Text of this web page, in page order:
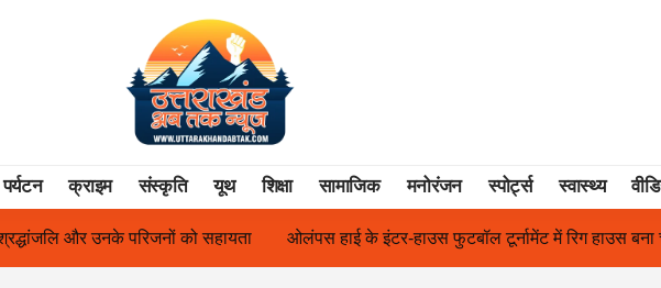
पर्यटन क्राइम संस्कृति यूथ शिक्षा सामाजिक मनोरंजन स्पोर्ट्स स्वास्थ्य
ओलंपस हाई के इंटर-हाउस फुटबॉल टूर्नामेंट में रिग हाउस बना चैंपियन तुलाज़ ने रचा इतिहास, संस्थान से